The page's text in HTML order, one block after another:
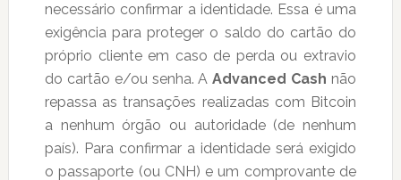
necessário confirmar a identidade. Essa é uma
exigência para proteger o saldo do cartão do
próprio cliente em caso de perda ou extravio
do cartão e/ou senha. AAdvanced Cash não
repassa as transações realizadas com Bitcoin
a nenhum órgão ou autoridade (de nenhum
país). Para confirmar a identidade será exigido
o passaporte (ou CNH) e um comprovante de